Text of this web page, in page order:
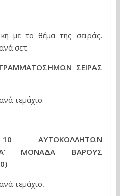
με το θέμα της σειράς.
σετ.
ΣΕΙΡΑΣ
τεμάχιο.
ΑΥΤΟΚΟΛΛΗΤΩΝ
ΜΟΝΑΔΑ ΒΑΡΟΥΣ
τεμάχιο.